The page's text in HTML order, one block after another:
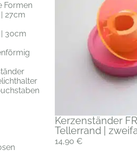
Formen
27cm
30cm
Kerzenständer
Tellerrand |
14,90 €